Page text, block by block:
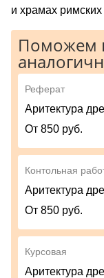
и храмах
Поможем
Реферат
Аритектура
От 850 руб.
Контольная
Аритектура
От 850 руб.
Курсовая
Аритектура